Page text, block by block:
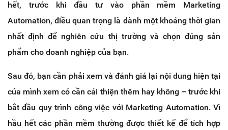
hết, trước khi đầu tư vào phần mềm Marketing
Automation, điều quan trọng là dành một khoảng thời gian
nhất định để nghiên cứu thị trường và chọn đúng sản
phẩm cho doanh nghiệp của bạn.
Sau đó, bạn cần phải xem và đánh giá lại nội dung hiện tại
của mình xem có cần cải thiện thêm hay không – trước khi
bắt đầu quy trình công việc với Marketing Automation. Vì
hầu hết các phần mềm thường được thiết kế để tích hợp